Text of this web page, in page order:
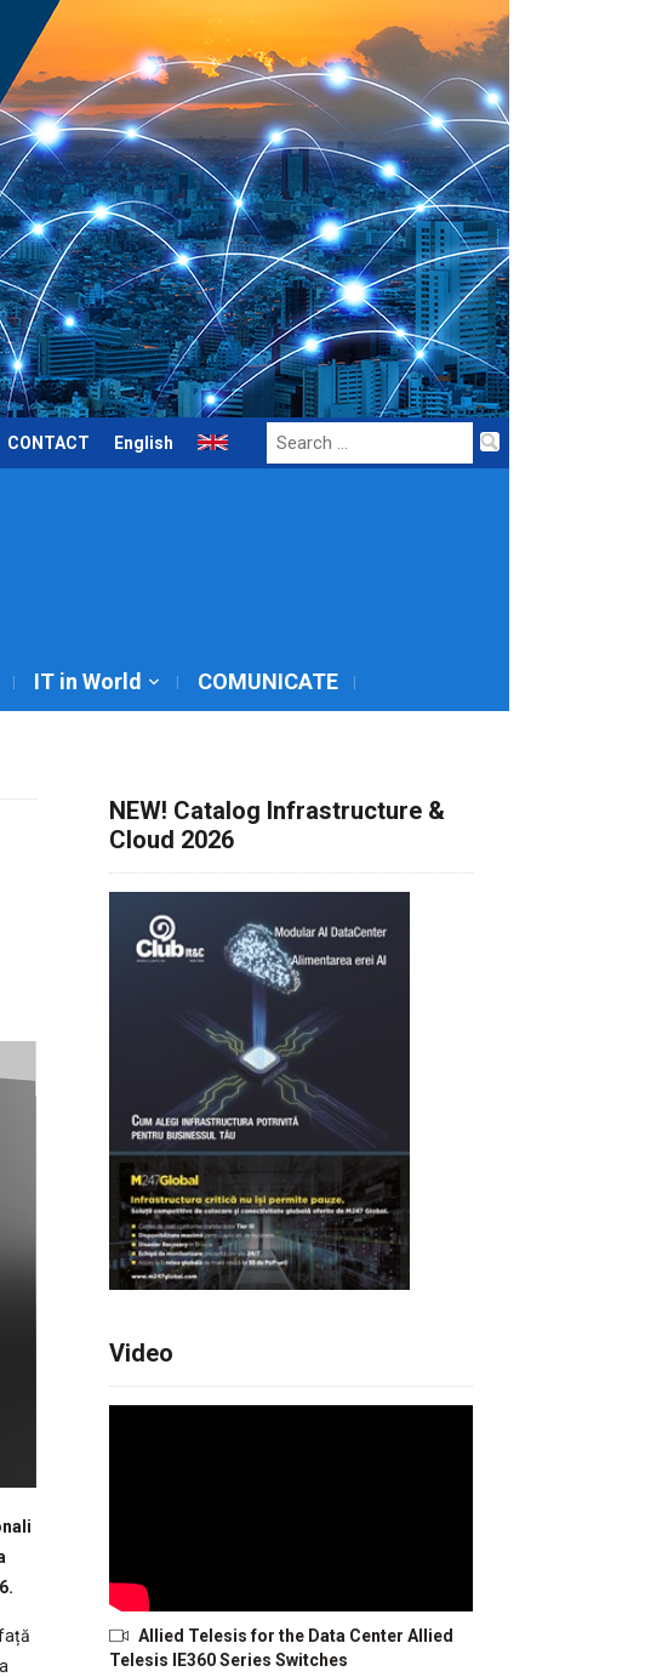
CONTACT English
Search
for:
IT in World COMUNICATE
NEW! Catalog Infrastructure &
Cloud 2026
Video
Allied Telesis for the Data Center Allied
Telesis IE360 Series Switches